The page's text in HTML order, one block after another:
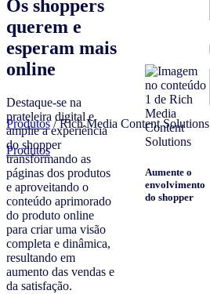
Produtos/ Rich Media Content Solutions
Produtos
Os shoppers
querem e
esperam mais
online
Destaque-se na
prateleira digital e
amplie a experiência
do shopper
transformando as
páginas dos produtos
e aproveitando o
conteúdo aprimorado
do produto online
para criar uma visão
completa e dinâmica,
resultando em
aumento das vendas e
da satisfação.
Aumente o
envolvimento
do shopper